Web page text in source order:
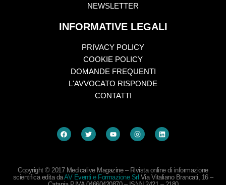
NEWSLETTER
INFORMATIVE LEGALI
PRIVACY POLICY
COOKIE POLICY
DOMANDE FREQUENTI
L'AVVOCATO RISPONDE
CONTATTI
Copyright © 2017 Medicalive Magazine – Rivista online di informazione
scientifica edita daAV Eventi e Formazione Srl Via Vitaliano Brancati, 16 –